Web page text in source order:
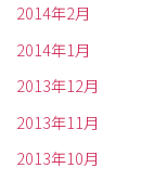
2014年2月
2014年1月
2013年12月
2013年11月
2013年10月